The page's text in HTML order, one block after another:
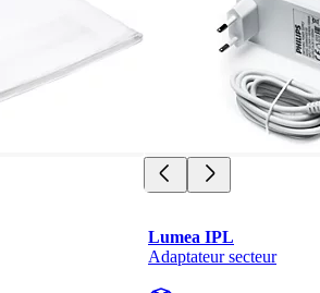
Lumea IPL
Adaptateur secteur